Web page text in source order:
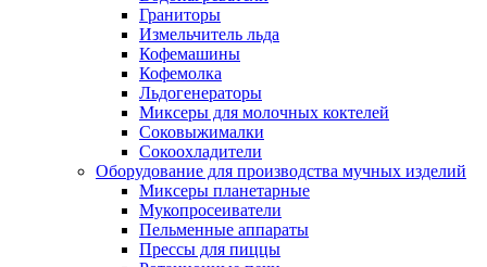
Граниторы
Измельчитель льда
Кофемашины
Кофемолка
Льдогенераторы
Миксеры для молочных коктелей
Соковыжималки
Сокоохладители
Оборудование для производства мучных изделий
Миксеры планетарные
Мукопросеиватели
Пельменные аппараты
Прессы для пиццы